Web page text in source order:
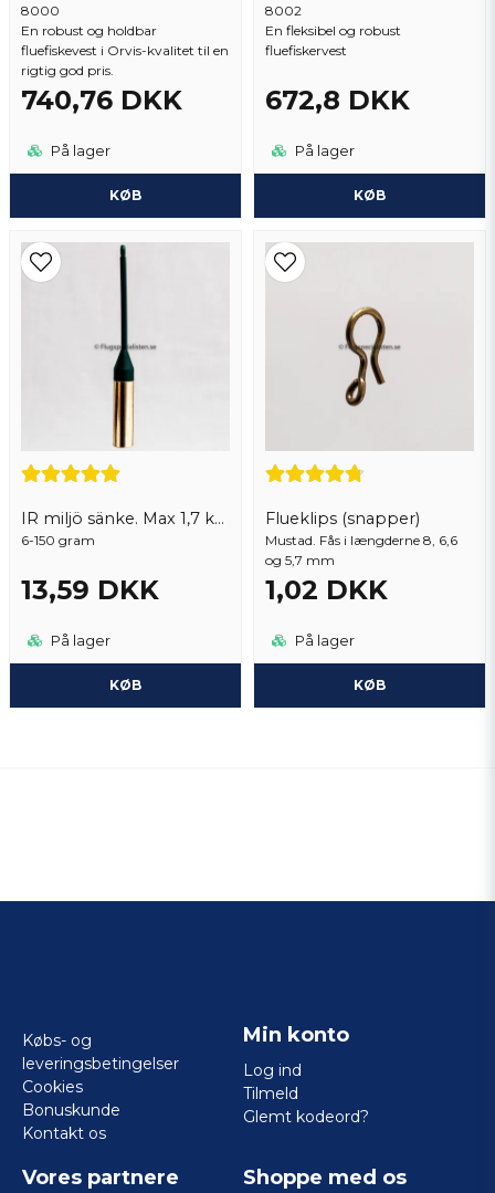
8000
En robust og holdbar
fluefiskevest i Orvis-kvalitet til en
rigtig god pris.
740,76 DKK
På lager
KØB
8002
En fleksibel og robust
fluefiskervest
672,8 DKK
På lager
KØB
IR miljö sänke. Max 1,7 kg per order
6-150 gram
13,59 DKK
På lager
KØB
Flueklips (snapper)
Mustad. Fås i længderne 8, 6,6
og 5,7 mm
1,02 DKK
På lager
KØB
Send spørgsmål
Købs- og
leveringsbetingelser
Cookies
Bonuskunde
Kontakt os
Min konto
Log ind
Tilmeld
Glemt kodeord?
Vores partnere Shoppe med os